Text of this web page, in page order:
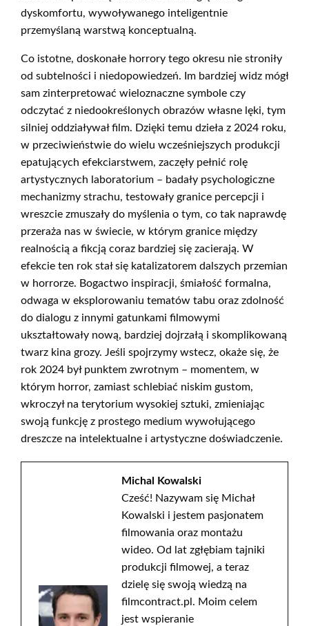
dyskomfortu, wywoływanego inteligentnie
przemyślaną warstwą konceptualną.
Co istotne, doskonałe horrory tego okresu nie stroniły
od subtelności i niedopowiedzeń. Im bardziej widz mógł
sam zinterpretować wieloznaczne symbole czy
odczytać z niedookreślonych obrazów własne lęki, tym
silniej oddziaływał film. Dzięki temu dzieła z 2024 roku,
w przeciwieństwie do wielu wcześniejszych produkcji
epatujących efekciarstwem, zaczęły pełnić rolę
artystycznych laboratorium – badały psychologiczne
mechanizmy strachu, testowały granice percepcji i
wreszcie zmuszały do myślenia o tym, co tak naprawdę
przeraża nas w świecie, w którym granice między
realnością a fikcją coraz bardziej się zacierają. W
efekcie ten rok stał się katalizatorem dalszych przemian
w horrorze. Bogactwo inspiracji, śmiałość formalna,
odwaga w eksplorowaniu tematów tabu oraz zdolność
do dialogu z innymi gatunkami filmowymi
ukształtowały nową, bardziej dojrzałą i skomplikowaną
twarz kina grozy. Jeśli spojrzymy wstecz, okaże się, że
rok 2024 był punktem zwrotnym – momentem, w
którym horror, zamiast schlebiać niskim gustom,
wkroczył na terytorium wysokiej sztuki, zmieniając
swoją funkcję z prostego medium wywołującego
dreszcze na intelektualne i artystyczne doświadczenie.
Michal Kowalski
Cześć! Nazywam się Michał
Kowalski i jestem pasjonatem
filmowania oraz montażu
wideo. Od lat zgłębiam tajniki
produkcji filmowej, a teraz
dzielę się swoją wiedzą na
filmcontract.pl. Moim celem
jest wspieranie